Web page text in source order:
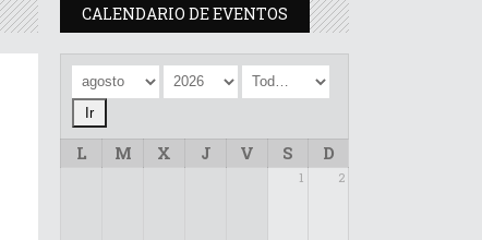
CALENDARIO DE EVENTOS
L M X J V S D
1 2